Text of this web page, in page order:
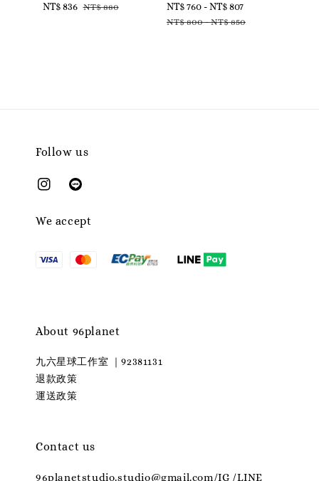
Sale
NT$ 836 Regular
NT$ 880
Sale
price
NT$ 760 -NT$ 807
NT$ 800-NT$ 850
Follow us
We accept
About 96planet
九六星球工作室 ｜92381131
退款政策
運送政策
Contact us
96planetstudio.studio@gmail.com/IG /LINE